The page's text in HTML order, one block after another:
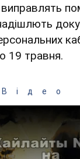
19 травня.
Відео